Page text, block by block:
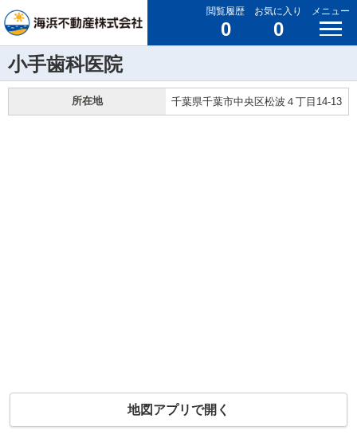
閲覧履歴
0
お気に入り
0
メニュー
小手歯科医院
所在地 千葉県千葉市中央区松波４丁目14-13
地図アプリで開く